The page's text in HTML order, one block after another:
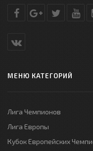
МЕНЮ КАТЕГОРИЙ
Лига Чемпионов
Лига Европы
Кубок Европейских